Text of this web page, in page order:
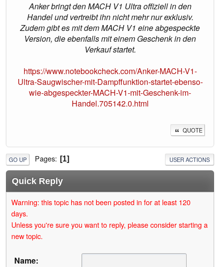
Anker bringt den MACH V1 Ultra offiziell in den
Handel und vertreibt ihn nicht mehr nur exklusiv.
Zudem gibt es mit dem MACH V1 eine abgespeckte
Version, die ebenfalls mit einem Geschenk in den
Verkauf startet.
https://www.notebookcheck.com/Anker-MACH-V1-
Ultra-Saugwischer-mit-Dampffunktion-startet-ebenso-
wie-abgespeckter-MACH-V1-mit-Geschenk-im-
Handel.705142.0.html
QUOTE
GO UP Pages 1 USER ACTIONS
Quick Reply
Warning: this topic has not been posted in for at least 120
days.
Unless you're sure you want to reply, please consider starting a
new topic.
Name: